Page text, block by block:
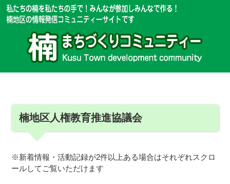
楠地区人権教育推進協議会
※新着情報・活動記録が2件以上ある場合はそれぞれスクロ
ールしてご覧いただけます